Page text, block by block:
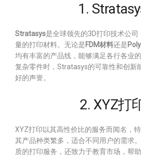
1.
Stratasys是全球领先的3D打印技术公
量的打印材料。无论是FDM材料还是
均有丰富的产品线，能够满足各行各业
复杂零件时，Stratasys的可靠性和创新
好的声誉。
2. XYZ打
XYZ打印以其高性价比的服务而闻名，特
其产品种类繁多，适合不同用户的需求
质的打印服务，还致力于教育市场，帮